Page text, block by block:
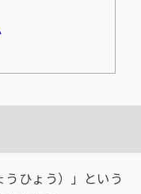
うひょう）」という